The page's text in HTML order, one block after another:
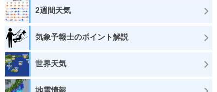
2週間天気
気象予報士のポイント解説
世界天気
地震情報